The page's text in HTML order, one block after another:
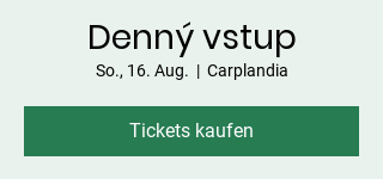
Denný vstup
So., 16. Aug.
  |
Carplandia
Tickets kaufen